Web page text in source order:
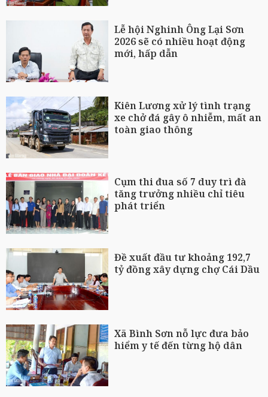
Lễ hội Nghinh Ông Lại Sơn
2026 sẽ có nhiều hoạt động
mới, hấp dẫn
Kiên Lương xử lý tình trạng
xe chở đá gây ô nhiễm, mất an
toàn giao thông
Cụm thi đua số 7 duy trì đà
tăng trưởng nhiều chỉ tiêu
phát triển
Đề xuất đầu tư khoảng 192,7
tỷ đồng xây dựng chợ Cái Dầu
Xã Bình Sơn nỗ lực đưa bảo
hiểm y tế đến từng hộ dân